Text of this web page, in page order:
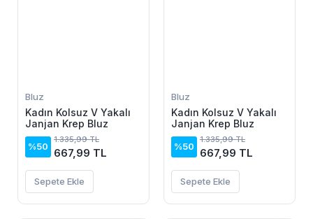
Bluz
Kadın Kolsuz V Yakalı
Janjan Krep Bluz
%50
1.335,99 TL
667,99 TL
Sepete Ekle
Bluz
Kadın Kolsuz V Yakalı
Janjan Krep Bluz
%50
1.335,99 TL
667,99 TL
Sepete Ekle